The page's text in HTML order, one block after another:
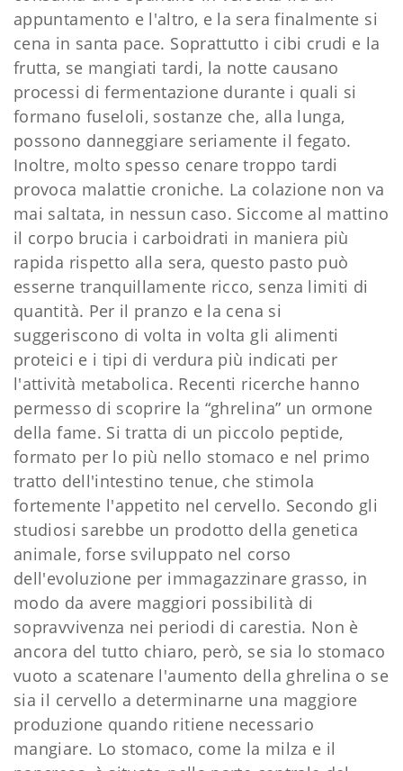
appuntamento e l'altro, e la sera finalmente si
cena in santa pace. Soprattutto i cibi crudi e la
frutta, se mangiati tardi, la notte causano
processi di fermentazione durante i quali si
formano fuseloli, sostanze che, alla lunga,
possono danneggiare seriamente il fegato.
Inoltre, molto spesso cenare troppo tardi
provoca malattie croniche. La colazione non va
mai saltata, in nessun caso. Siccome al mattino
il corpo brucia i carboidrati in maniera più
rapida rispetto alla sera, questo pasto può
esserne tranquillamente ricco, senza limiti di
quantità. Per il pranzo e la cena si
suggeriscono di volta in volta gli alimenti
proteici e i tipi di verdura più indicati per
l'attività metabolica. Recenti ricerche hanno
permesso di scoprire la “ghrelina” un ormone
della fame. Si tratta di un piccolo peptide,
formato per lo più nello stomaco e nel primo
tratto dell'intestino tenue, che stimola
fortemente l'appetito nel cervello. Secondo gli
studiosi sarebbe un prodotto della genetica
animale, forse sviluppato nel corso
dell'evoluzione per immagazzinare grasso, in
modo da avere maggiori possibilità di
sopravvivenza nei periodi di carestia. Non è
ancora del tutto chiaro, però, se sia lo stomaco
vuoto a scatenare l'aumento della ghrelina o se
sia il cervello a determinarne una maggiore
produzione quando ritiene necessario
mangiare. Lo stomaco, come la milza e il